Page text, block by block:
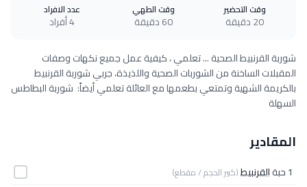
وقت التحضير
20 دقيقة
وقت الطهي
60 دقيقة
عدد الافراد
4 أفراد
شوربة القرنبيط الصحية ... تعلمي ، كيفية عمل جميع نكهات وصفات
المقبلات الساخنة من الشوربات الصحية واللذيذة، جربي شوربة القرنبيط
بالكريمة الشهية وتمتعي بطعمها مع العائلة تعلمي أيضاً: شوربة البطاطس
السهلة
المقادير
1 حبة القرنبيط(كبير الحجم / مقطع)